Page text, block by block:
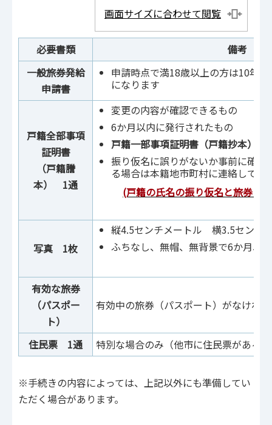
画面サイズに合わせて閲覧
必要書類
備考
一般旅券発給
申請書
申請時点で満18歳以上の方は10年
になります
戸籍全部事項
証明書
（戸籍謄
本） 1通
変更の内容が確認できるもの
6か月以内に発行されたもの
戸籍一部事項証明書（戸籍抄本）で
振り仮名に誤りがないか事前に確認
る場合は本籍地市町村に連絡してく
(戸籍の氏名の振り仮名と旅券に
写真 1枚
縦4.5センチメートル 横3.5センチ
ふちなし、無帽、無背景で6か月以
有効な旅券
（パスポー
ト）
有効中の旅券（パスポート）がなけれ
住民票 1通 特別な場合のみ（他市に住民票がある
※手続きの内容によっては、上記以外にも準備してい
ただく場合があります。